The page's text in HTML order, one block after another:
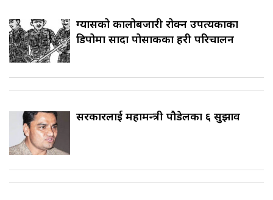
ग्यासको कालोबजारी रोक्न उपत्यकाका
डिपोमा सादा पोसाकका प्रहरी परिचालन
सरकारलाई महामन्त्री पौडेलका ६ सुझाव